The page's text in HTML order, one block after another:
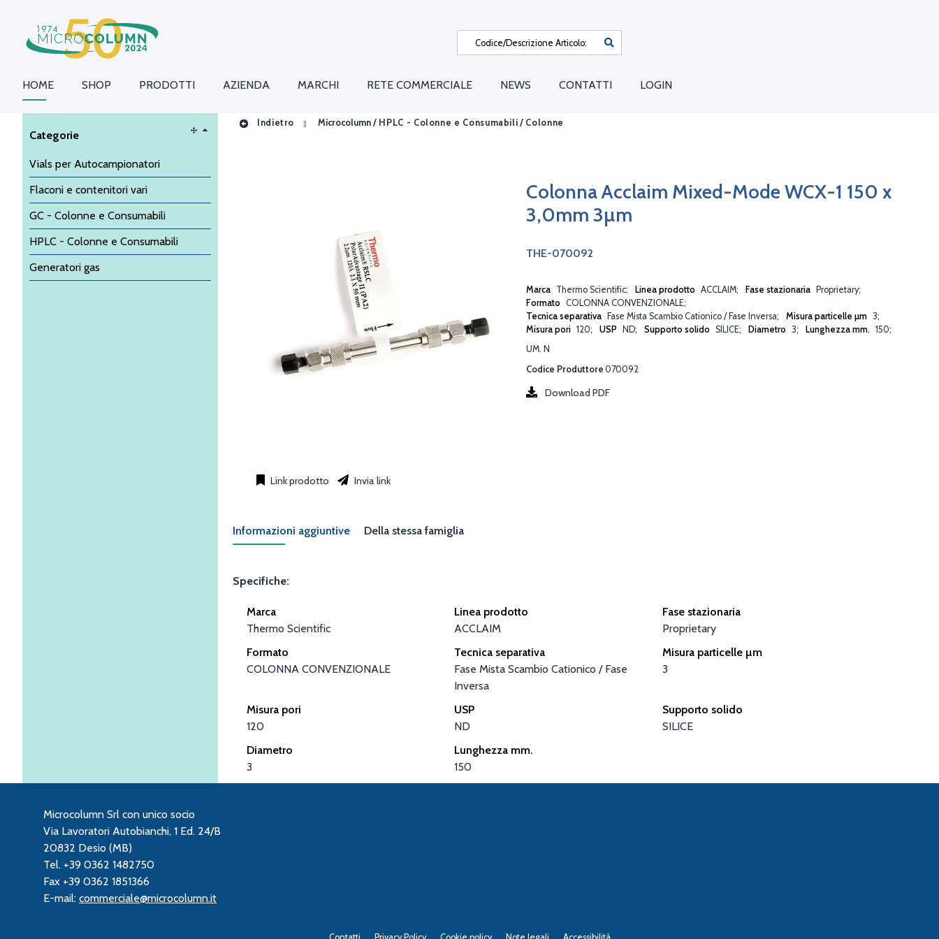
HOME SHOP PRODOTTI AZIENDA MARCHI RETE COMMERCIALE NEWS CONTATTI LOGIN
Categorie
Vials per Autocampionatori
Flaconi e contenitori vari
GC - Colonne e Consumabili
HPLC - Colonne e Consumabili
Generatori gas
Indietro Microcolumn / HPLC - Colonne e Consumabili / Colonne
Colonna Acclaim Mixed-Mode WCX-1 150 x
3,0mm 3µm
THE-070092
Marca Thermo Scientific Linea prodotto ACCLAIM Fase stazionaria
Proprietary
Formato COLONNA CONVENZIONALE
Tecnica separativa
Fase Mista Scambio Cationico / Fase Inversa Misura particelle µm 3
Misura pori 120 USP ND Supporto solido SILICE Diametro 3 Lunghezza mm. 150
UM. N
Download PDF
Codice Produttore 070092
Link prodotto Invia link
Informazioni aggiuntive Della stessa famiglia
Specifiche:
Marca
Thermo Scientific
Linea prodotto
ACCLAIM
Fase stazionaria
Proprietary
Formato
COLONNA CONVENZIONALE
Tecnica separativa
Fase Mista Scambio Cationico / Fase
Inversa
Misura particelle µm
3
Misura pori
120
USP
ND
Supporto solido
SILICE
Diametro
3
Lunghezza mm.
150
Microcolumn Srl con unico socio
Via Lavoratori Autobianchi, 1 Ed. 24/B
20832 Desio (MB)
Tel. +39 0362 1482750
Fax +39 0362 1851366
E-mail: commerciale@microcolumn.it